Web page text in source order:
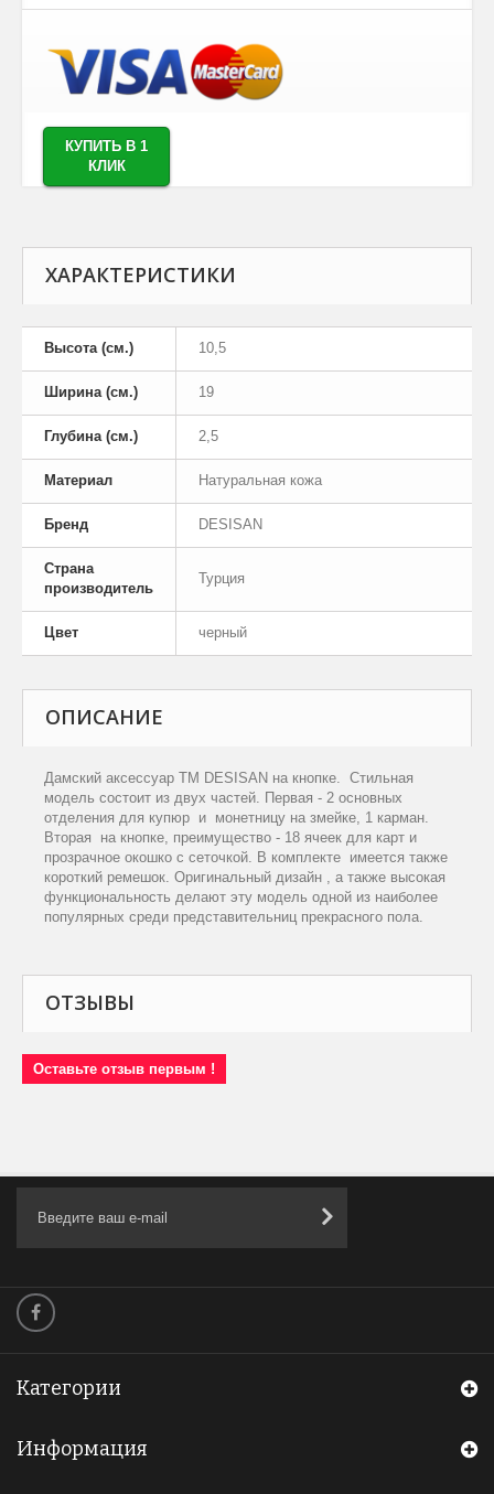
КУПИТЬ В 1
КЛИК
ХАРАКТЕРИСТИКИ
Высота (см.) 10,5
Ширина (см.) 19
Глубина (см.) 2,5
Материал Натуральная кожа
Бренд DESISAN
Страна
производитель
Турция
Цвет черный
ОПИСАНИЕ
Дамский аксессуар ТМ DESISAN на кнопке. Стильная
модель состоит из двух частей. Первая - 2 основных
отделения для купюр и монетницу на змейке, 1 карман.
Вторая на кнопке, преимущество - 18 ячеек для карт и
прозрачное окошко с сеточкой. В комплекте имеется также
короткий ремешок. Оригинальный дизайн , а также высокая
функциональность делают эту модель одной из наиболее
популярных среди представительниц прекрасного пола.
ОТЗЫВЫ
Оставьте отзыв первым !
Категории
Информация